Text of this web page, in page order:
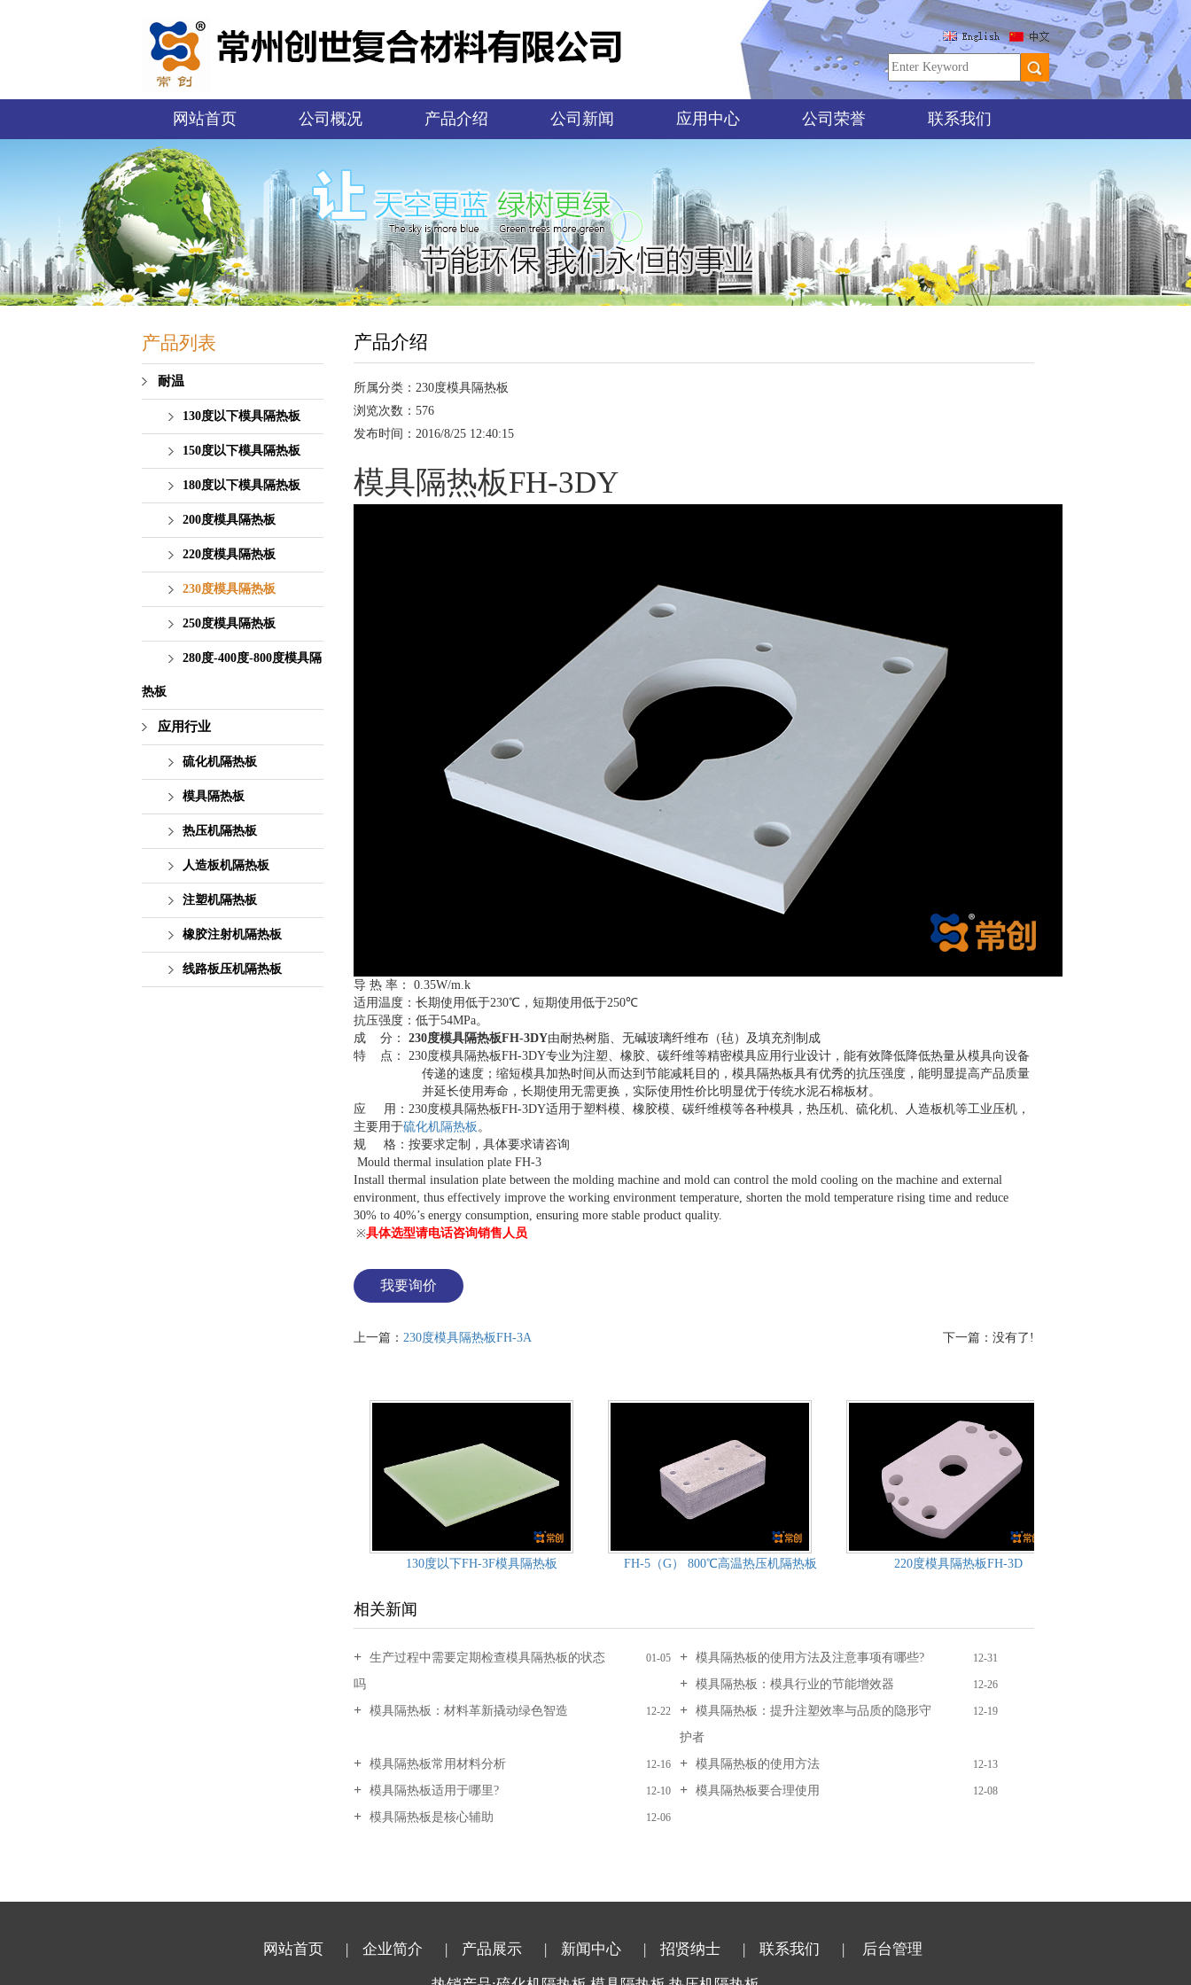
网站首页 公司概况 产品介绍 公司新闻 应用中心 公司荣誉 联系我们
产品列表
耐温
130度以下模具隔热板
150度以下模具隔热板
180度以下模具隔热板
200度模具隔热板
220度模具隔热板
230度模具隔热板
250度模具隔热板
280度-400度-800度模具隔
热板
应用行业
硫化机隔热板
模具隔热板
热压机隔热板
人造板机隔热板
注塑机隔热板
橡胶注射机隔热板
线路板压机隔热板
产品介绍
所属分类：230度模具隔热板
浏览次数： 576
发布时间：2016/8/25 12:40:15
模具隔热板FH-3DY
导 热 率：
0.35W/m.k
适用温度：长期使用低于230℃，短期使用低于250℃
抗压强度：低于54MPa。
成
分： 230度模具隔热板FH-3DY由耐热树脂、无碱玻璃纤维布（毡）及填充剂制成
特
点：
230度模具隔热板FH-3DY专业为注塑、橡胶、碳纤维等精密模具应用行业设计，能有效降低降低热量从模具向设备
传递的速度；缩短模具加热时间从而达到节能减耗目的，模具隔热板具有优秀的抗压强度，能明显提高产品质量
并延长使用寿命，长期使用无需更换，实际使用性价比明显优于传统水泥石棉板材。
应
用：230度模具隔热板FH-3DY适用于塑料模、橡胶模、碳纤维模等各种模具，热压机、硫化机、人造板机等工业压机，
主要用于硫化机隔热板 。
规
格：按要求定制，具体要求请咨询
Mould thermal insulation plate FH-3
Install thermal insulation plate between the molding machine and mold can control the mold cooling on the machine and external
environment, thus effectively improve the working environment temperature, shorten the mold temperature rising time and reduce
30% to 40%’s energy consumption, ensuring more stable product quality.
※具体选型请电话咨询销售人员
我要询价
上一篇： 230度模具隔热板FH-3A 下一篇：没有了!
130度以下FH-3F模具隔热板 FH-5（G） 800℃高温热压机隔热板 220度模具隔热板FH-3D
相关新闻
生产过程中需要定期检查模具隔热板的状态
吗
01-05 模具隔热板的使用方法及注意事项有哪些? 12-31
模具隔热板：模具行业的节能增效器 12-26
模具隔热板：材料革新撬动绿色智造 12-22
模具隔热板：提升注塑效率与品质的隐形守
护者
12-19
模具隔热板常用材料分析 12-16 模具隔热板的使用方法 12-13
模具隔热板适用于哪里? 12-10 模具隔热板要合理使用 12-08
模具隔热板是核心辅助 12-06
网站首页 | 企业简介 | 产品展示 | 新闻中心 | 招贤纳士 | 联系我们 | 后台管理